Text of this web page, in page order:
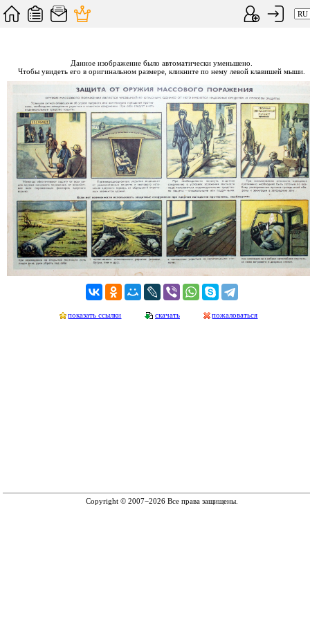
Данное изображение было автоматически уменьшено.
Чтобы увидеть его в оригинальном размере, кликните по нему левой клавишей мыши.
показать ссылки скачать пожаловаться
Copyright © 2007−2026 Все права защищены.